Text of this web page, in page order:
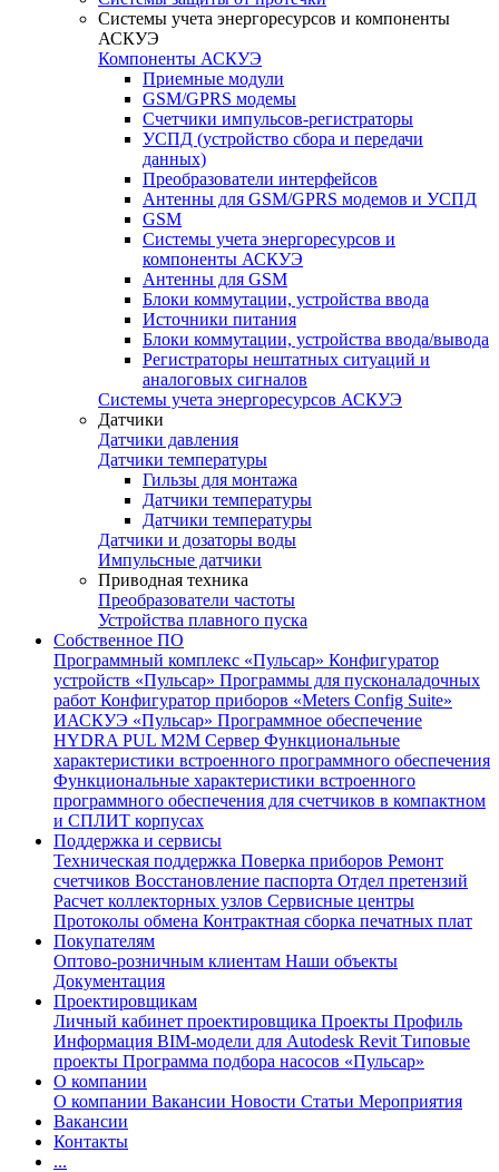
Системы учета энергоресурсов и компоненты
АСКУЭ
Компоненты АСКУЭ
Приемные модули
GSM/GPRS модемы
Счетчики импульсов-регистраторы
УСПД (устройство сбора и передачи
данных)
Преобразователи интерфейсов
Антенны для GSM/GPRS модемов и УСПД
GSM
Системы учета энергоресурсов и
компоненты АСКУЭ
Антенны для GSM
Блоки коммутации, устройства ввода
Источники питания
Блоки коммутации, устройства ввода/вывода
Регистраторы нештатных ситуаций и
аналоговых сигналов
Системы учета энергоресурсов АСКУЭ
Датчики
Датчики давления
Датчики температуры
Гильзы для монтажа
Датчики температуры
Датчики температуры
Датчики и дозаторы воды
Импульсные датчики
Приводная техника
Преобразователи частоты
Устройства плавного пуска
Собственное ПО
Программный комплекс «Пульсар» Конфигуратор
устройств «Пульсар» Программы для пусконаладочных
работ Конфигуратор приборов «Meters Config Suite»
ИАСКУЭ «Пульсар» Программное обеспечение
HYDRA PUL M2M Сервер Функциональные
характеристики встроенного программного обеспечения
Функциональные характеристики встроенного
программного обеспечения для счетчиков в компактном
и СПЛИТ корпусах
Поддержка и сервисы
Техническая поддержка Поверка приборов Ремонт
счетчиков Восстановление паспорта Отдел претензий
Расчет коллекторных узлов Сервисные центры
Протоколы обмена Контрактная сборка печатных плат
Покупателям
Оптово-розничным клиентам Наши объекты
Документация
Проектировщикам
Личный кабинет проектировщика Проекты Профиль
Информация BIM-модели для Autodesk Revit Типовые
проекты Программа подбора насосов «Пульсар»
О компании
О компании Вакансии Новости Статьи Мероприятия
Вакансии
Контакты
...